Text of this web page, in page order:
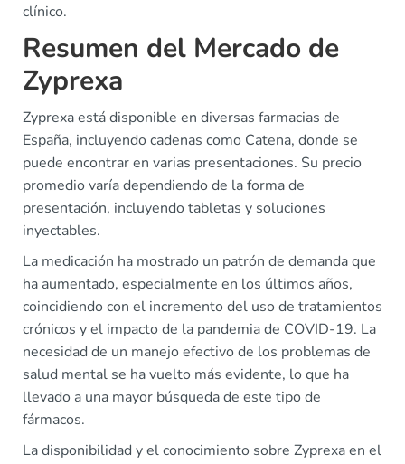
clínico.
Resumen del Mercado de
Zyprexa
Zyprexa está disponible en diversas farmacias de
España, incluyendo cadenas como Catena, donde se
puede encontrar en varias presentaciones. Su precio
promedio varía dependiendo de la forma de
presentación, incluyendo tabletas y soluciones
inyectables.
La medicación ha mostrado un patrón de demanda que
ha aumentado, especialmente en los últimos años,
coincidiendo con el incremento del uso de tratamientos
crónicos y el impacto de la pandemia de COVID-19. La
necesidad de un manejo efectivo de los problemas de
salud mental se ha vuelto más evidente, lo que ha
llevado a una mayor búsqueda de este tipo de
fármacos.
La disponibilidad y el conocimiento sobre Zyprexa en el